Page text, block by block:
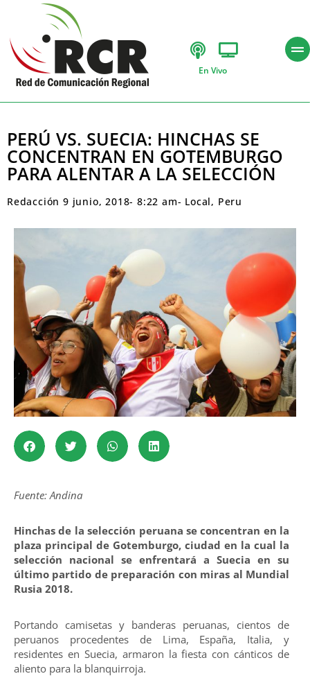
En Vivo
PERÚ VS. SUECIA: HINCHAS SE
CONCENTRAN EN GOTEMBURGO
PARA ALENTAR A LA SELECCIÓN
Redacción 9 junio, 2018- 8:22 am- Local, Peru
Fuente: Andina
Hinchas de la selección peruana se concentran en la
plaza principal de Gotemburgo, ciudad en la cual la
selección nacional se enfrentará a Suecia en su
último partido de preparación con miras al Mundial
Rusia 2018.
Portando camisetas y banderas peruanas, cientos de
peruanos procedentes de Lima, España, Italia, y
residentes en Suecia, armaron la fiesta con cánticos de
aliento para la blanquirroja.